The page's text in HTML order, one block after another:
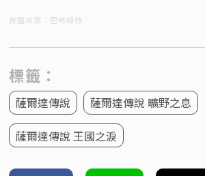
首圖來源：巴哈姆特
標籤：
薩爾達傳說 薩爾達傳說 曠野之息
薩爾達傳說 王國之淚